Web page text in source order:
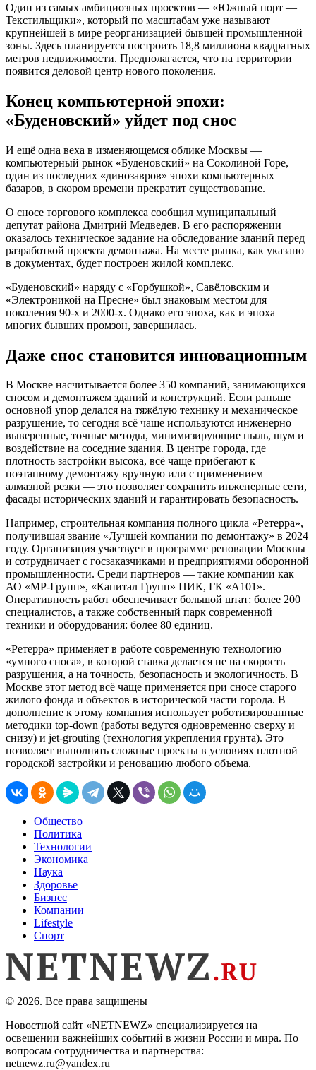
Один из самых амбициозных проектов — «Южный порт —
Текстильщики», который по масштабам уже называют
крупнейшей в мире реорганизацией бывшей промышленной
зоны. Здесь планируется построить 18,8 миллиона квадратных
метров недвижимости. Предполагается, что на территории
появится деловой центр нового поколения.
Конец компьютерной эпохи:
«Буденовский» уйдет под снос
И ещё одна веха в изменяющемся облике Москвы —
компьютерный рынок «Буденовский» на Соколиной Горе,
один из последних «динозавров» эпохи компьютерных
базаров, в скором времени прекратит существование.
О сносе торгового комплекса сообщил муниципальный
депутат района Дмитрий Медведев. В его распоряжении
оказалось техническое задание на обследование зданий перед
разработкой проекта демонтажа. На месте рынка, как указано
в документах, будет построен жилой комплекс.
«Буденовский» наряду с «Горбушкой», Савёловским и
«Электроникой на Пресне» был знаковым местом для
поколения 90-х и 2000-х. Однако его эпоха, как и эпоха
многих бывших промзон, завершилась.
Даже снос становится инновационным
В Москве насчитывается более 350 компаний, занимающихся
сносом и демонтажем зданий и конструкций. Если раньше
основной упор делался на тяжёлую технику и механическое
разрушение, то сегодня всё чаще используются инженерно
выверенные, точные методы, минимизирующие пыль, шум и
воздействие на соседние здания. В центре города, где
плотность застройки высока, всё чаще прибегают к
поэтапному демонтажу вручную или с применением
алмазной резки — это позволяет сохранить инженерные сети,
фасады исторических зданий и гарантировать безопасность.
Например, строительная компания полного цикла «Ретерра»,
получившая звание «Лучшей компании по демонтажу» в 2024
году. Организация участвует в программе реновации Москвы
и сотрудничает с госзаказчиками и предприятиями оборонной
промышленности. Среди партнеров — такие компании как
АО «МР-Групп», «Капитал Групп» ПИК, ГК «А101».
Оперативность работ обеспечивает большой штат: более 200
специалистов, а также собственный парк современной
техники и оборудования: более 80 единиц.
«Ретерра» применяет в работе современную технологию
«умного сноса», в которой ставка делается не на скорость
разрушения, а на точность, безопасность и экологичность. В
Москве этот метод всё чаще применяется при сносе старого
жилого фонда и объектов в исторической части города. В
дополнение к этому компания использует роботизированные
методики top-down (работы ведутся одновременно сверху и
снизу) и jet-grouting (технология укрепления грунта). Это
позволяет выполнять сложные проекты в условиях плотной
городской застройки и реновацию любого объема.
Общество
Политика
Технологии
Экономика
Наука
Здоровье
Бизнес
Компании
Lifestyle
Спорт
© 2026. Все права защищены
Новостной сайт «NETNEWZ» специализируется на
освещении важнейших событий в жизни России и мира. По
вопросам сотрудничества и партнерства:
netnewz.ru@yandex.ru